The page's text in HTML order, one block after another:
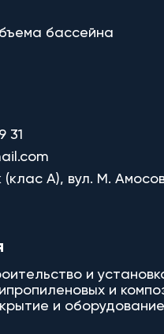
бассейна
31
(клас A), вул. М.
и
и
и